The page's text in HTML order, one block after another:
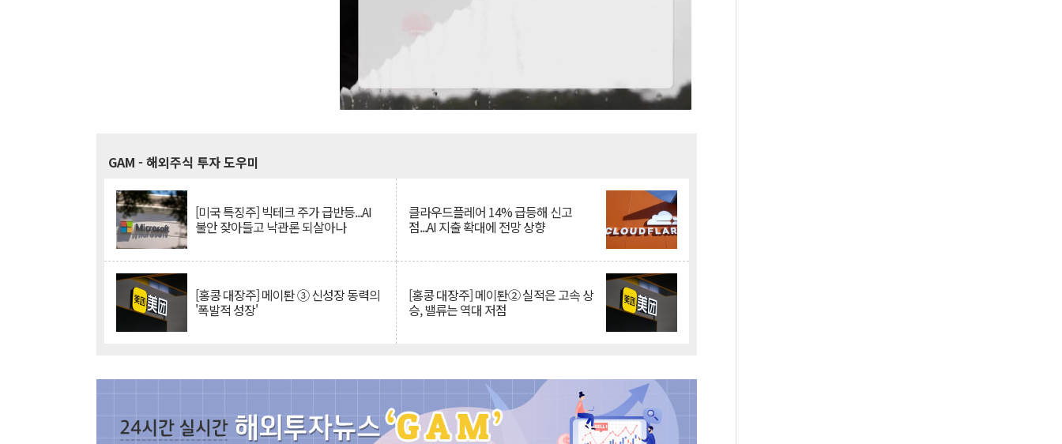
GAM - 해외주식 투자 도우미
[미국 특징주] 빅테크 주가 급반등...AI
불안 잦아들고 낙관론 되살아나
클라우드플레어 14% 급등해 신고
점...AI 지출 확대에 전망 상향
[홍콩 대장주] 메이퇀 ③ 신성장 동력의
'폭발적 성장'
[홍콩 대장주] 메이퇀② 실적은 고속 상
승, 밸류는 역대 저점